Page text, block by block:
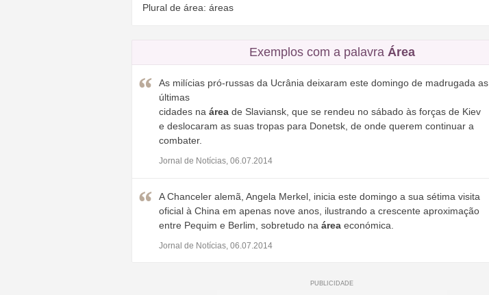
Plural de área: áreas
Exemplos com a palavra Área
As milícias pró-russas da Ucrânia deixaram este domingo de madrugada as
últimas
cidades na área de Slaviansk, que se rendeu no sábado às forças de Kiev
e deslocaram as suas tropas para Donetsk, de onde querem continuar a
combater.
Jornal de Notícias, 06.07.2014
A Chanceler alemã, Angela Merkel, inicia este domingo a sua sétima visita
oficial à China em apenas nove anos, ilustrando a crescente aproximação
entre Pequim e Berlim, sobretudo na área económica.
Jornal de Notícias, 06.07.2014